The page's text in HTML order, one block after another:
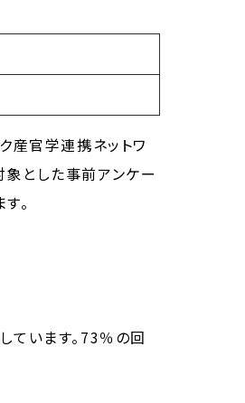
産官学連携ネットワ
とした事前アンケー
。
ています。73％の回